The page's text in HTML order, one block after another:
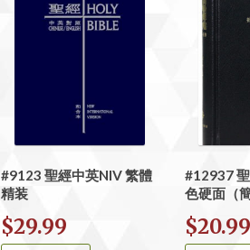
#9123 聖經中英NIV 繁體
精装
$29.99
#12937
色硬面（
$